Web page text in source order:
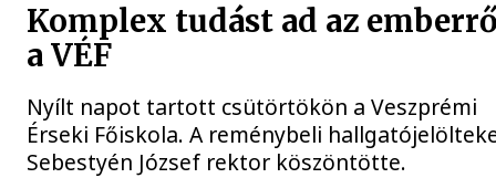
Komplex tudást ad az
a VÉF
Nyílt napot tartott csütörtökön a Veszprémi
Érseki Főiskola. A reménybeli
Sebestyén József rektor köszöntötte.